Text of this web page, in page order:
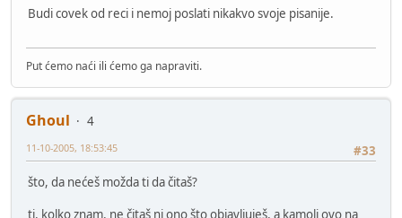
Budi covek od reci i nemoj poslati nikakvo svoje pisanije.
Put ćemo naći ili ćemo ga napraviti.
Ghoul
4
#33
11-10-2005, 18:53:45
što, da nećeš možda ti da čitaš?
ti, kolko znam, ne čitaš ni ono što objavljuješ, a kamoli ovo na